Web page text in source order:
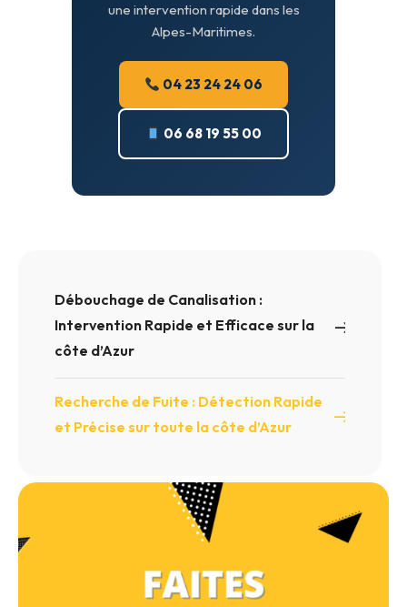
Débouchage de Canalisation :
Intervention Rapide et Efficace sur la
côte d’Azur
Recherche de Fuite : Détection Rapide
et Précise sur toute la côte d’Azur
une intervention rapide dans les
Alpes-Maritimes.
04 23 24 24 06
06 68 19 55 00